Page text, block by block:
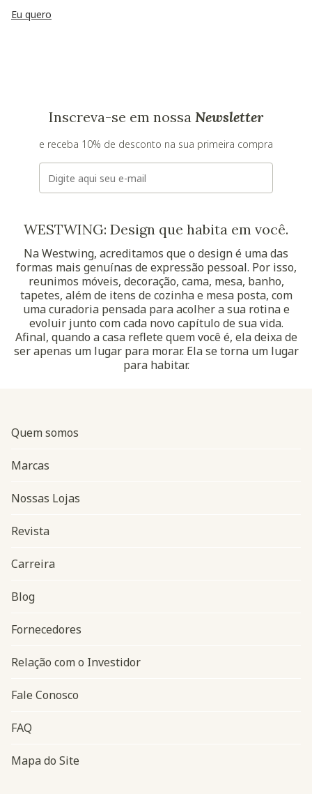
Eu quero
Inscreva-se em nossa Newsletter
e receba 10% de desconto na sua primeira compra
E-mail
WESTWING: Design que habita em você.
Na Westwing, acreditamos que o design é uma das
formas mais genuínas de expressão pessoal. Por isso,
reunimos móveis, decoração, cama, mesa, banho,
tapetes, além de itens de cozinha e mesa posta, com
uma curadoria pensada para acolher a sua rotina e
evoluir junto com cada novo capítulo de sua vida.
Afinal, quando a casa reflete quem você é, ela deixa de
ser apenas um lugar para morar. Ela se torna um lugar
para habitar.
Navegação do rodapé
Quem somos
Marcas
Nossas Lojas
Revista
Carreira
Blog
Fornecedores
Relação com o Investidor
Fale Conosco
FAQ
Mapa do Site